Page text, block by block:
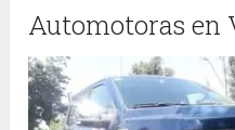
Automotoras en